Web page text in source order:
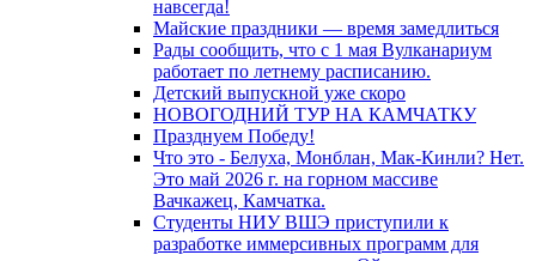
навсегда!
Майские праздники — время замедлиться
Рады сообщить, что с 1 мая Вулканариум
работает по летнему расписанию.
Детский выпускной уже скоро
НОВОГОДНИЙ ТУР НА КАМЧАТКУ
Празднуем Победу!
Что это - Белуха, Монблан, Мак-Кинли? Нет.
Это май 2026 г. на горном массиве
Вачкажец, Камчатка.
Студенты НИУ ВШЭ приступили к
разработке иммерсивных программ для